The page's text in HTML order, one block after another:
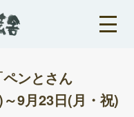
ンとさん
9月23日(月・祝)